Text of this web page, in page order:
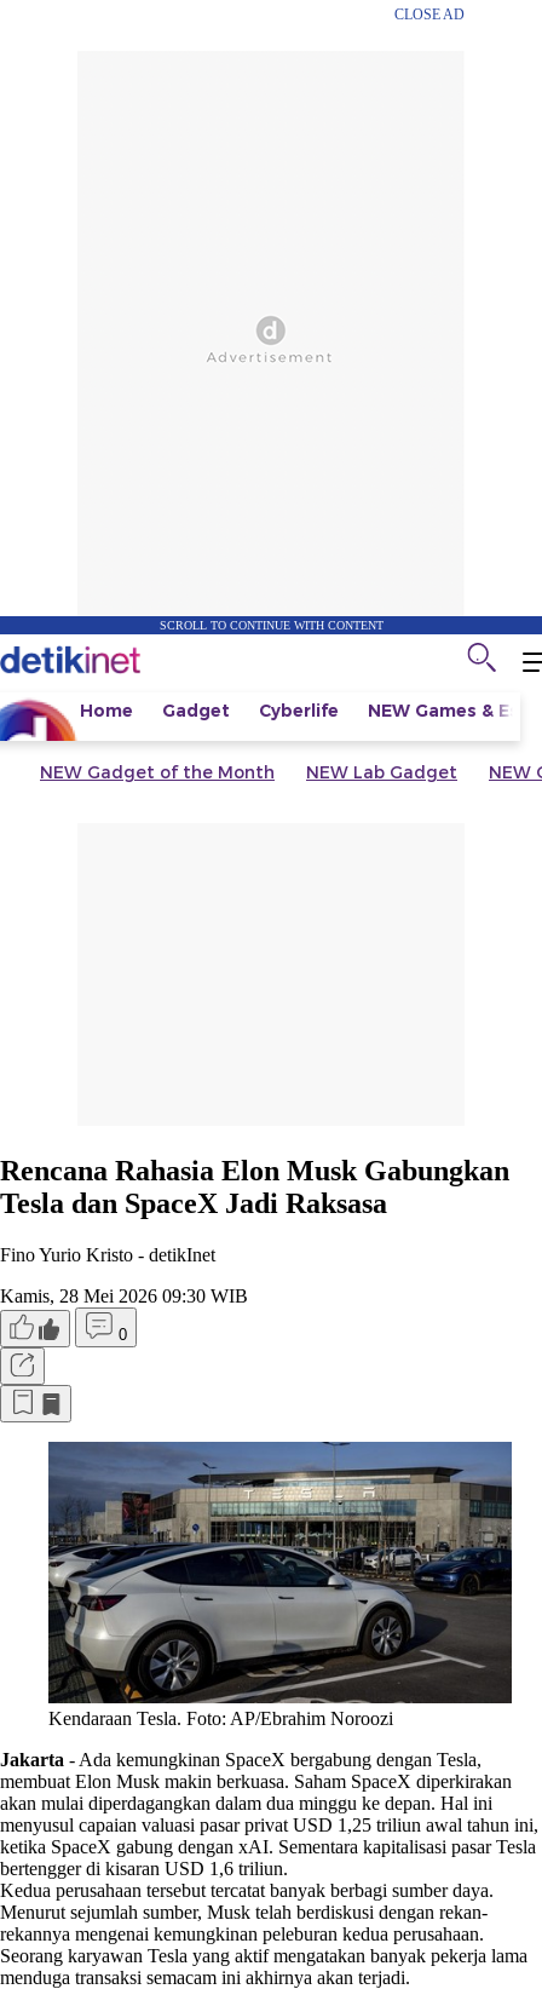
CLOSE AD
SCROLL TO CONTINUE WITH CONTENT
Home Gadget Cyberlife NEW Games &
NEW Gadget of the Month NEW Lab Gadget NEW
Rencana Rahasia Elon Musk Gabungkan
Tesla dan SpaceX Jadi Raksasa
Fino Yurio Kristo - detikInet
Kamis, 28 Mei 2026 09:30 WIB
0
Kendaraan Tesla. Foto: AP/Ebrahim Noroozi
Jakarta - Ada kemungkinan SpaceX bergabung dengan Tesla,
membuat Elon Musk makin berkuasa. Saham SpaceX diperkirakan
akan mulai diperdagangkan dalam dua minggu ke depan. Hal ini
menyusul capaian valuasi pasar privat USD 1,25 triliun awal tahun ini,
ketika SpaceX gabung dengan xAI. Sementara kapitalisasi pasar Tesla
bertengger di kisaran USD 1,6 triliun.
Kedua perusahaan tersebut tercatat banyak berbagi sumber daya.
Menurut sejumlah sumber, Musk telah berdiskusi dengan rekan-
rekannya mengenai kemungkinan peleburan kedua perusahaan.
Seorang karyawan Tesla yang aktif mengatakan banyak pekerja lama
menduga transaksi semacam ini akhirnya akan terjadi.